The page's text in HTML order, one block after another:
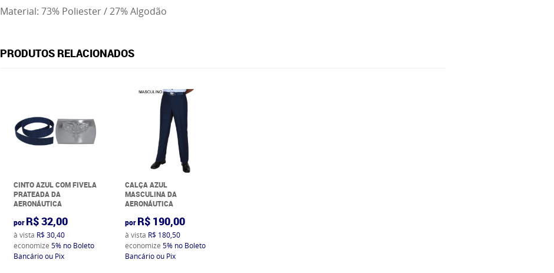
Material: 73% Poliester / 27% Algodão
PRODUTOS RELACIONADOS
CINTO AZUL COM FIVELA
PRATEADA DA
AERONÁUTICA
por R$ 32,00
à vista R$ 30,40
economize 5% no Boleto
Bancário ou Pix
CALÇA AZUL
MASCULINA DA
AERONÁUTICA
por R$ 190,00
à vista R$ 180,50
economize 5% no Boleto
Bancário ou Pix